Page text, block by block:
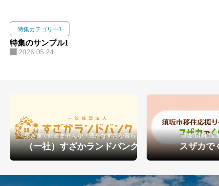
特集カテゴリー1
特集のサンプル1
2026.05.24
空き家で始めませんか？豊かなすざか暮らし
（一社）すざかランドバンク
須坂市移住支
スザカで